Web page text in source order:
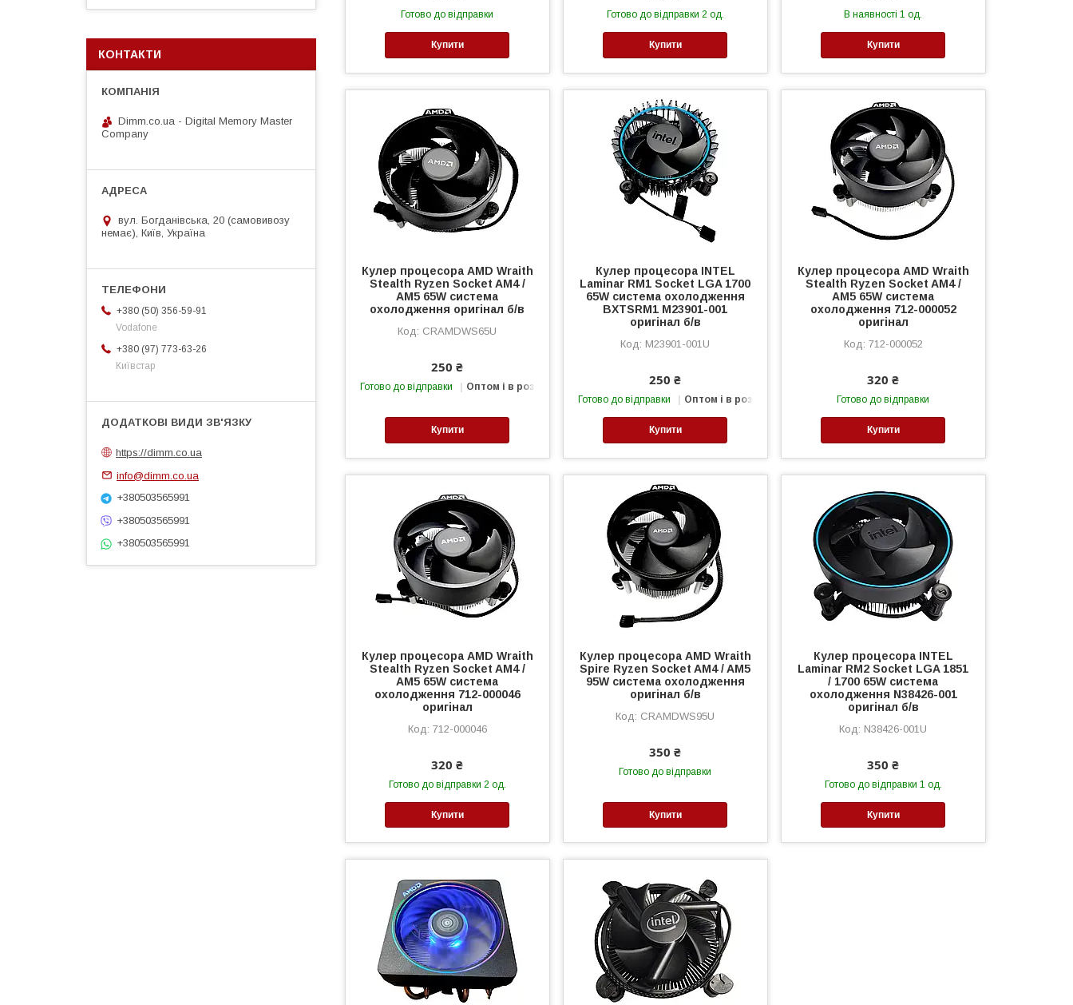
Готово до відправки
Купити
Готово до відправки 2 од.
Купити
В наявності 1 од.
Купити
Кулер процесора AMD Wraith
Stealth Ryzen Socket AM4 /
AM5 65W система
охолодження оригінал б/в
CRAMDWS65U
250 ₴
Готово до відправки Оптом і в роздріб
Купити
Кулер процесора INTEL
Laminar RM1 Socket LGA 1700
65W система охолодження
BXTSRM1 M23901-001
оригінал б/в
M23901-001U
250 ₴
Готово до відправки Оптом і в роздріб
Купити
Кулер процесора AMD Wraith
Stealth Ryzen Socket AM4 /
AM5 65W система
охолодження 712-000052
оригінал
712-000052
320 ₴
Готово до відправки
Купити
Кулер процесора AMD Wraith
Stealth Ryzen Socket AM4 /
AM5 65W система
охолодження 712-000046
оригінал
712-000046
320 ₴
Готово до відправки 2 од.
Купити
Кулер процесора AMD Wraith
Spire Ryzen Socket AM4 / AM5
95W система охолодження
оригінал б/в
CRAMDWS95U
350 ₴
Готово до відправки
Купити
Кулер процесора INTEL
Laminar RM2 Socket LGA 1851
/ 1700 65W система
охолодження N38426-001
оригінал б/в
N38426-001U
350 ₴
Готово до відправки 1 од.
Купити
КОНТАКТИ
Dimm.co.ua - Digital Memory Master
Company
вул. Богданівська, 20 (самовивозу
немає), Київ, Україна
+380 (50) 356-59-91
Vodafone
+380 (97) 773-63-26
Київстар
https://dimm.co.ua
info@dimm.co.ua
+380503565991
+380503565991
+380503565991